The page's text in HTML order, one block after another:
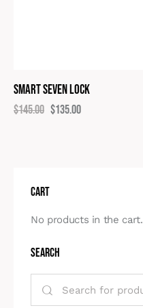
Smart Seven Lock
$145.00 $135.00
Cart
No products in the cart.
Search